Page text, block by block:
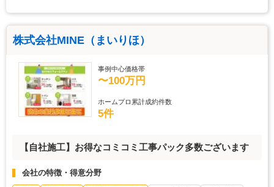
株式会社MINE（まいりほ）
事例中心価格帯
〜100万円
ホームプロ累計成約件数
5件
【自社施工】お得なコミコミ工事パック多数ございます
会社の特徴・得意分野